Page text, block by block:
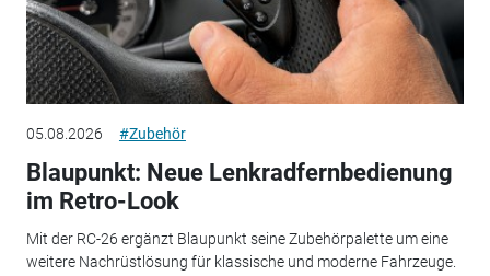
05.08.2026 #Zubehör
Blaupunkt: Neue Lenkradfernbedienung
im Retro-Look
Mit der RC-26 ergänzt Blaupunkt seine Zubehörpalette um eine
weitere Nachrüstlösung für klassische und moderne Fahrzeuge.